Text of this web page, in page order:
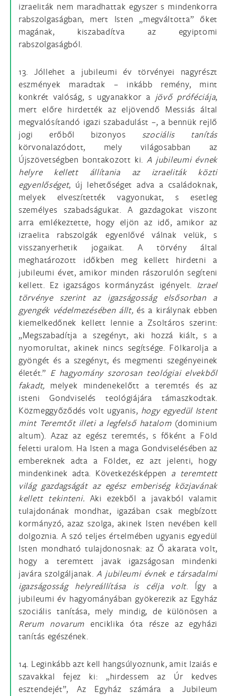
izraeliták nem maradhattak egyszer s mindenkorra
rabszolgaságban, mert Isten „megváltotta” őket
magának, kiszabadítva az egyiptomi
rabszolgaságból.
13. Jóllehet a jubileumi év törvényei nagyrészt
eszmények maradtak – inkább remény, mint
konkrét valóság, s ugyanakkor a jövő próféciája,
mert előre hirdették az eljövendő Messiás által
megvalósítandó igazi szabadulást –, a bennük rejlő
jogi erőből bizonyos szociális tanítás
körvonalazódott, mely világosabban az
Újszövetségben bontakozott ki.A jubileumi évnek
helyre kellett állítania az izraeliták közti
egyenlőséget, új lehetőséget adva a családoknak,
melyek elveszítették vagyonukat, s esetleg
személyes szabadságukat. A gazdagokat viszont
arra emlékeztette, hogy eljön az idő, amikor az
izraelita rabszolgák egyenlővé válnak velük, s
visszanyerhetik jogaikat. A törvény által
meghatározott időkben meg kellett hirdetni a
jubileumi évet, amikor minden rászorulón segíteni
kellett. Ez igazságos kormányzást igényelt. Izrael
törvénye szerint az igazságosság elsősorban a
gyengék védelmezésében állt,és a királynak ebben
kiemelkedőnek kellett lennie a Zsoltáros szerint:
„Megszabadítja a szegényt, aki hozzá kiált, s a
nyomorultat, akinek nincs segítsége. Fölkarolja a
gyöngét és a szegényt, és megmenti szegényeinek
életét.” E hagyomány szorosan teológiai elvekből
fakadt, melyek mindenekelőtt a teremtés és az
isteni Gondviselés teológiájára támaszkodtak.
Közmeggyőződés volt ugyanis, hogy egyedül Istent
mint Teremtőt illeti a legfelső hatalom (dominium
altum). Azaz az egész teremtés, s főként a Föld
feletti uralom. Ha Isten a maga Gondviselésében az
embereknek adta a Földet, ez azt jelenti, hogy
mindenkinek adta. Következésképpen a teremtett
világ gazdagságát az egész emberiség közjavának
kellett tekinteni. Aki ezekből a javakból valamit
tulajdonának mondhat, igazában csak megbízott
kormányzó, azaz szolga, akinek Isten nevében kell
dolgoznia. A szó teljes értelmében ugyanis egyedül
Isten mondható tulajdonosnak: az Ő akarata volt,
hogy a teremtett javak igazságosan mindenki
javára szolgáljanak.A jubileumi évnek e társadalmi
igazságosság helyreállítása is célja volt. Így a
jubileumi év hagyományában gyökerezik az Egyház
szociális tanítása, mely mindig, de különösen a
Rerum novarum enciklika óta része az egyházi
tanítás egészének.
14. Leginkább azt kell hangsúlyoznunk, amit Izaiás e
szavakkal fejez ki: „hirdessem az Úr kedves
esztendejét”, Az Egyház számára a Jubileum